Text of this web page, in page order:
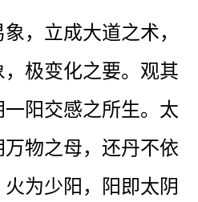
，立成大道之术，
极变化之要。观其
阳交感之所生。太
物之母，还丹不依
为少阳，阳即太阴